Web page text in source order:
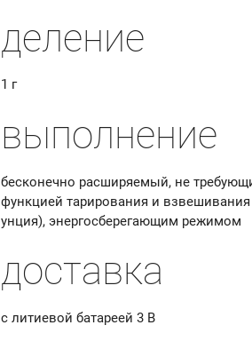
деление
1 г
выполнение
бесконечно расширяемый, не
функцией тарирования и
унция), энергосберегающим режимом
доставка
с литиевой батареей 3 В